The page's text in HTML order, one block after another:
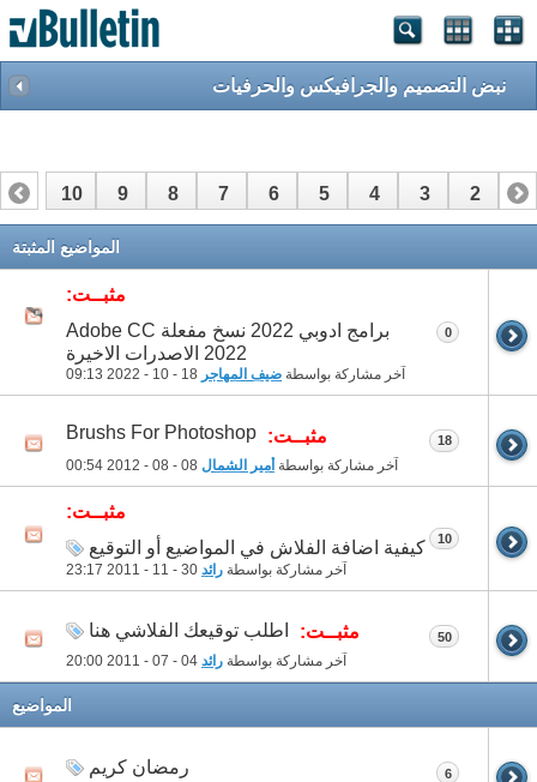
نبض التصميم والجرافيكس والحرفيات
1
2
3
4
5
6
7
8
9
10
المواضيع المثبتة
مثبــت:
برامج ادوبي 2022 نسخ مفعلة Adobe CC
2022 الاصدرات الاخيرة
آخر مشاركة بواسطة ضيف المهاجر 09:13
0
مثبــت: Brushs For Photoshop
آخر مشاركة بواسطة أمير الشمال 00:54
18
مثبــت:
كيفية اضافة الفلاش في المواضيع أو التوقيع
آخر مشاركة بواسطة رائد 23:17
10
مثبــت: اطلب توقيعك الفلاشي هنا
آخر مشاركة بواسطة رائد 20:00
50
المواضيع
رمضان كريم 6